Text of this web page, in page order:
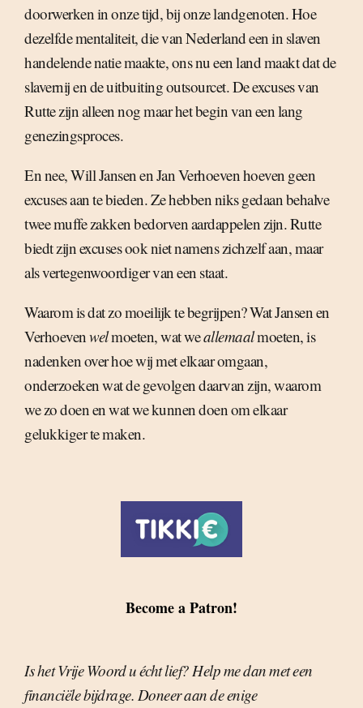
doorwerken in onze tijd, bij onze landgenoten. Hoe
dezelfde mentaliteit, die van Nederland een in slaven
handelende natie maakte, ons nu een land maakt dat de
slavernij en de uitbuiting outsourcet. De excuses van
Rutte zijn alleen nog maar het begin van een lang
genezingsproces.
En nee, Will Jansen en Jan Verhoeven hoeven geen
excuses aan te bieden. Ze hebben niks gedaan behalve
twee muffe zakken bedorven aardappelen zijn. Rutte
biedt zijn excuses ook niet namens zichzelf aan, maar
als vertegenwoordiger van een staat.
Waarom is dat zo moeilijk te begrijpen? Wat Jansen en
Verhoevenwelmoeten, wat weallemaalmoeten, is
nadenken over hoe wij met elkaar omgaan,
onderzoeken wat de gevolgen daarvan zijn, waarom
we zo doen en wat we kunnen doen om elkaar
gelukkiger te maken.
Become a Patron!
Is het Vrije Woord u écht lief? Help me dan met een
financiële bijdrage. Doneer aan de enige